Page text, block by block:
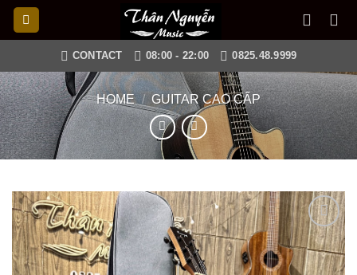
Skip
CONTACT 08:00 - 22:00 0825.48.9999
HOME / GUITAR CAO CẤP
Add to
wishlist